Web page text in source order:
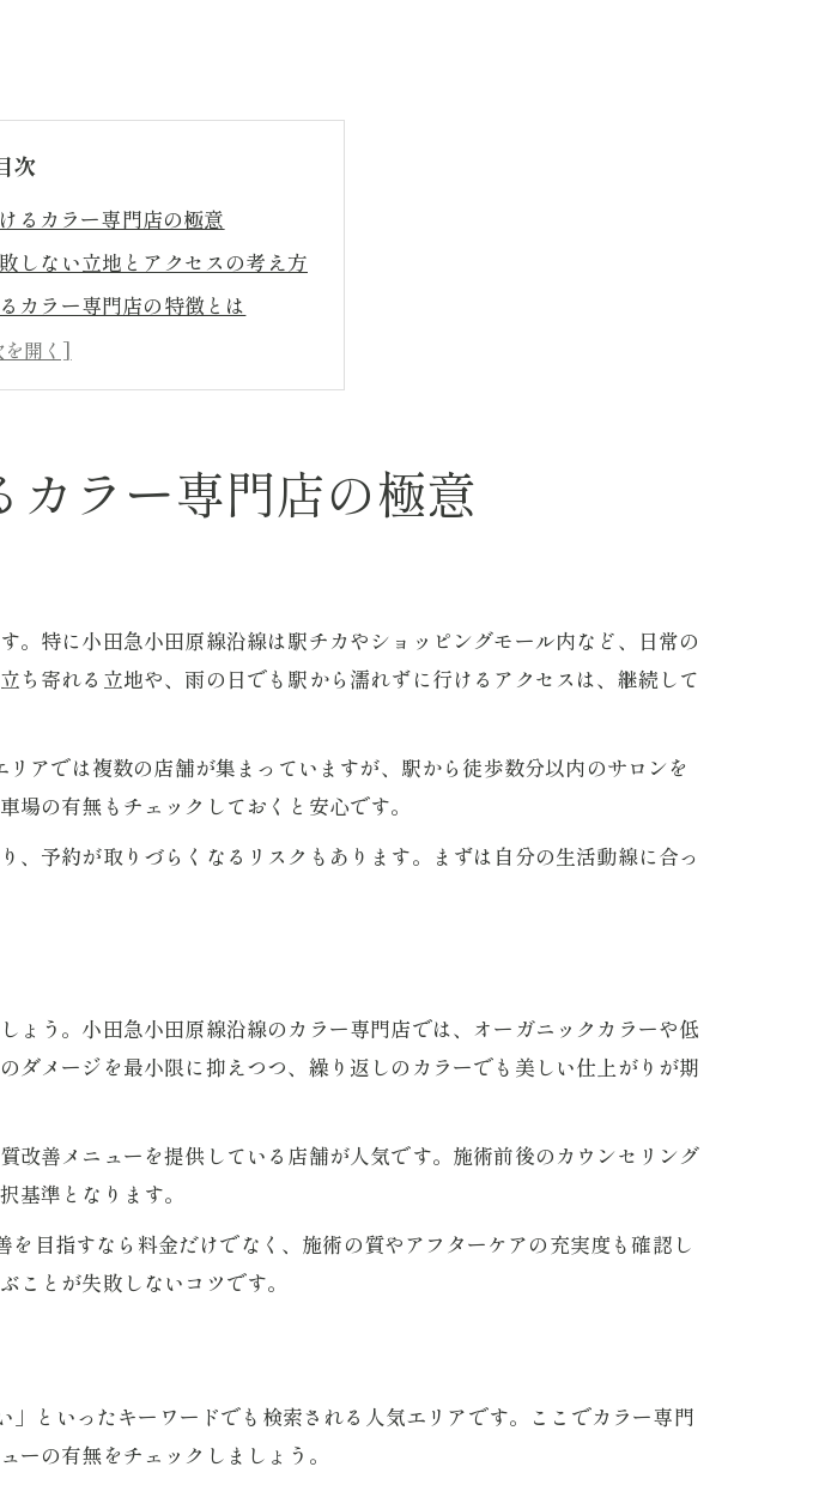
次
るカラー専門店の極意
しない立地とアクセスの考え方
カラー専門店の特徴とは
カラー専門店の選び方解説
ラー専門店選出ポイント
専門店活用法
ー専門店の施術ポイント解説
水分量が増える理由とは
効果的な予約タイミング
に強いカラー専門店活用術
専門店の見分け方
技術が支持される理由
染めおすすめカラー専門店
料金を比較する際のコツ
ー専門店紹介
ラー専門店の選び方
ー専門店の施術事例
ジを最小限に抑える秘訣
改善カラー専門店の特徴
たいポイントまとめ
しないための注意点
門店の見極め方紹介
専門店の選択術
確認したい施術内容
カラー専門店の極意
特に小田急小田原線沿線は駅チカやショッピングモール内など、日常の
寄れる立地や、雨の日でも駅から濡れずに行けるアクセスは、継続して
アでは複数の店舗が集まっていますが、駅から徒歩数分以内のサロンを
の有無もチェックしておくと安心です。
予約が取りづらくなるリスクもあります。まずは自分の生活動線に合っ
う。小田急小田原線沿線のカラー専門店では、オーガニックカラーや低
メージを最小限に抑えつつ、繰り返しのカラーでも美しい仕上がりが期
善メニューを提供している店舗が人気です。施術前後のカウンセリング
基準となります。
目指すなら料金だけでなく、施術の質やアフターケアの充実度も確認し
ことが失敗しないコツです。
といったキーワードでも検索される人気エリアです。ここでカラー専門
の有無をチェックしましょう。